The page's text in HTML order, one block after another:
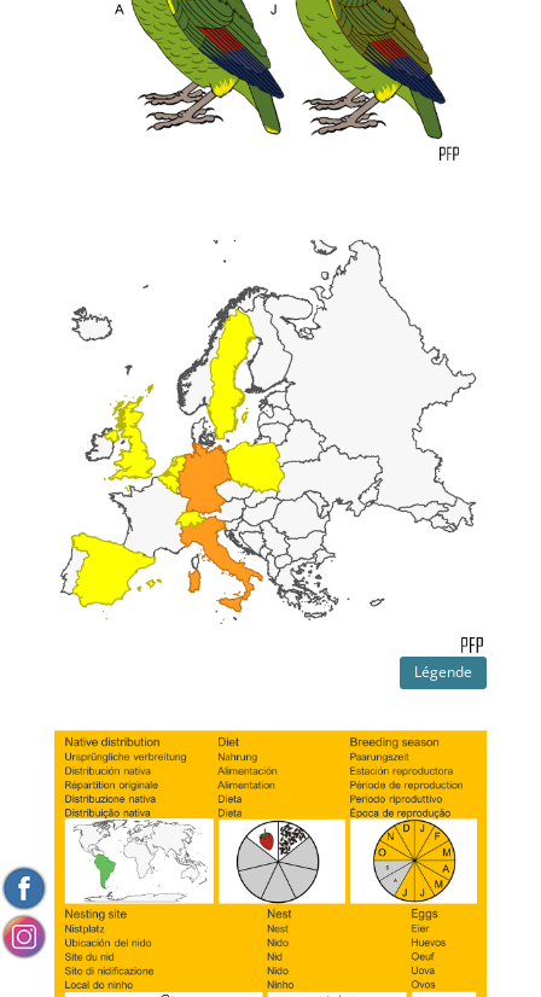
Légende